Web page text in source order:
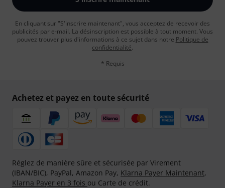
En cliquant sur "S'inscrire maintenant", vous acceptez de recevoir des
publicités par e-mail. La désinscription est possible à tout moment. Vous
pouvez trouver plus d'informations à ce sujet dans notre Politique de
confidentialité.
* Requis
Achetez et payez en toute sécurité
Réglez de manière sûre et sécurisée par Virement
(IBAN/BIC), PayPal, Amazon Pay, Klarna Payer Maintenant,
Klarna Payer en 3 fois ou Carte de crédit.